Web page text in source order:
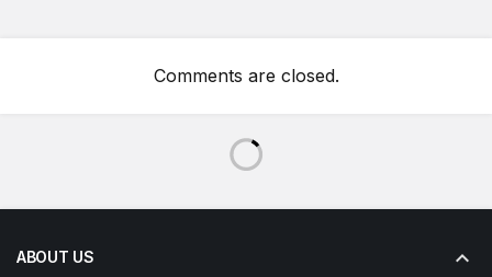
Comments are closed.
ABOUT US